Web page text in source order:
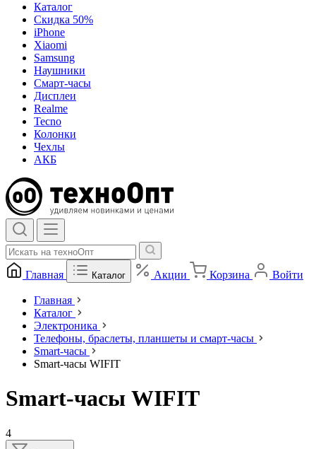
Каталог
Скидка 50%
iPhone
Xiaomi
Samsung
Наушники
Смарт-часы
Дисплеи
Realme
Tecno
Колонки
Чехлы
АКБ
Главная Каталог Акции Корзина Войти
Главная
Каталог
Электроника
Телефоны, браслеты, планшеты и смарт-часы
Smart-часы
Smart-часы WIFIT
Smart-часы WIFIT
4